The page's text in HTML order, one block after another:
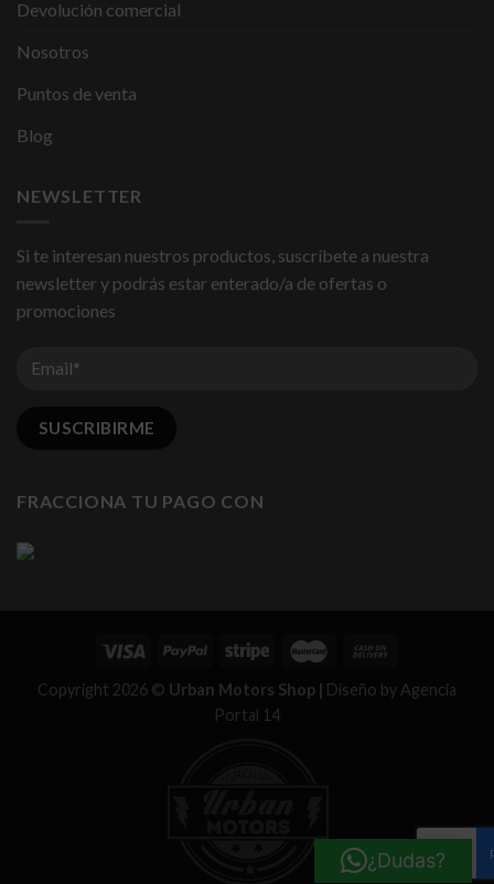
Devolución comercial
Nosotros
Puntos de venta
Blog
NEWSLETTER
Si te interesan nuestros productos, suscríbete a nuestra
newsletter y podrás estar enterado/a de ofertas o
promociones
FRACCIONA TU PAGO CON
Copyright 2026 © Urban Motors Shop | Diseño by Agencia
Portal 14
¿Dudas?